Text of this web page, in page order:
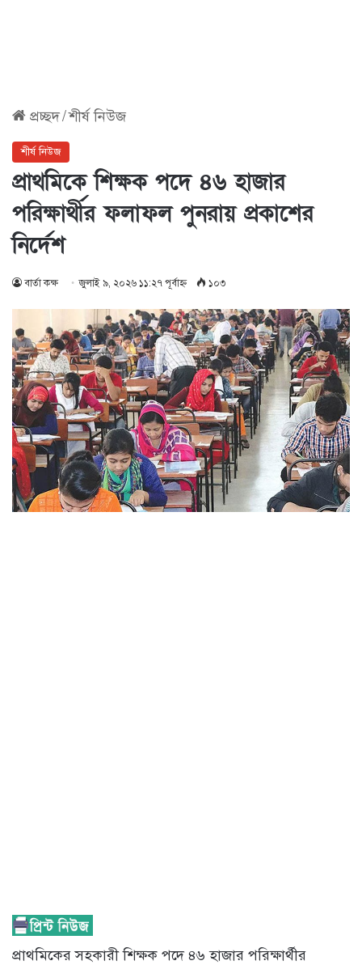
প্রচ্ছদ/শীর্ষ নিউজ
শীর্ষ নিউজ
প্রাথমিকে শিক্ষক পদে ৪৬ হাজার
পরিক্ষার্থীর ফলাফল পুনরায় প্রকাশের
নির্দেশ
বার্তা কক্ষ জুলাই ৯, ২০২৬ ১১:২৭ পূর্বাহ্ণ ১০৩
প্রাথমিকের সহকারী শিক্ষক পদে ৪৬ হাজার পরিক্ষার্থীর